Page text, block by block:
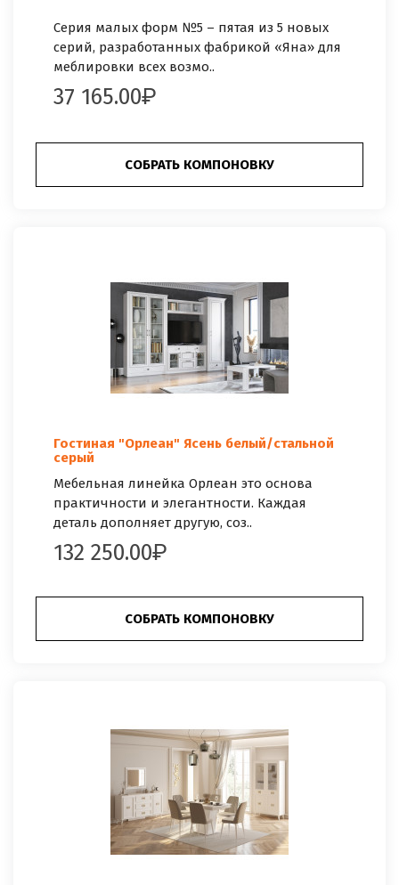
Серия малых форм №5 – пятая из 5 новых
серий, разработанных фабрикой «Яна» для
меблировки всех возмо..
37 165.00
СОБРАТЬ КОМПОНОВКУ
Гостиная "Орлеан" Ясень белый/стальной
серый
Мебельная линейка Орлеан это основа
практичности и элегантности. Каждая
деталь дополняет другую, соз..
132 250.00
СОБРАТЬ КОМПОНОВКУ